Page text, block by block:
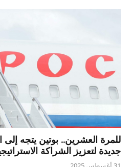
للمرة العشرين.. بوتين يتجه
جديدة لتعزيز الشراكة